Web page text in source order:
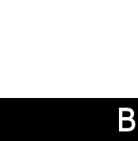
Navigazione